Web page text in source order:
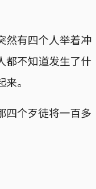
然有四个人举着冲
都不知道发生了什
。
四个歹徒将一百多